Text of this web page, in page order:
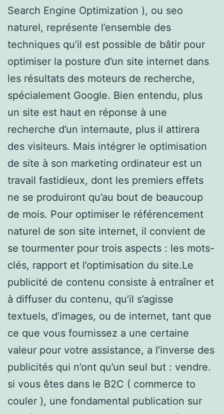
Search Engine Optimization ), ou seo
naturel, représente l’ensemble des
techniques qu’il est possible de bâtir pour
optimiser la posture d’un site internet dans
les résultats des moteurs de recherche,
spécialement Google. Bien entendu, plus
un site est haut en réponse à une
recherche d’un internaute, plus il attirera
des visiteurs. Mais intégrer le optimisation
de site à son marketing ordinateur est un
travail fastidieux, dont les premiers effets
ne se produiront qu’au bout de beaucoup
de mois. Pour optimiser le référencement
naturel de son site internet, il convient de
se tourmenter pour trois aspects : les mots-
clés, rapport et l’optimisation du site.Le
publicité de contenu consiste à entraîner et
à diffuser du contenu, qu’il s’agisse
textuels, d’images, ou de internet, tant que
ce que vous fournissez a une certaine
valeur pour votre assistance, a l’inverse des
publicités qui n’ont qu’un seul but : vendre.
si vous êtes dans le B2C ( commerce to
couler ), une fondamental publication sur